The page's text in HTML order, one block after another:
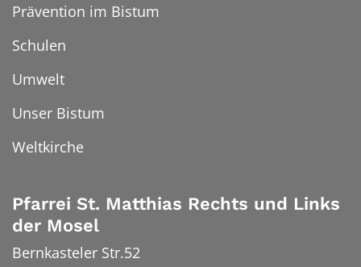
Prävention im Bistum
Schulen
Umwelt
Unser Bistum
Weltkirche
Pfarrei St. Matthias Rechts und Links
der Mosel
Bernkasteler Str.52